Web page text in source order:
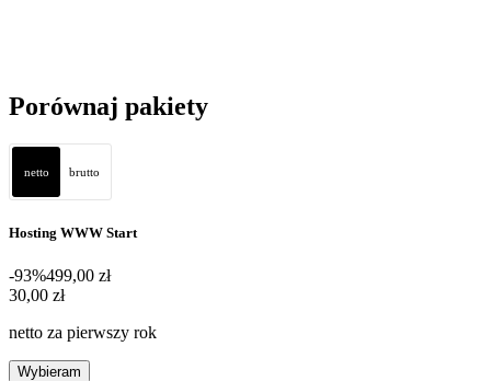
Porównaj pakiety
netto brutto
Hosting WWW Start
-93%499,00 zł
30,00 zł
30,00 zł
netto za pierwszy rok
Wybieram